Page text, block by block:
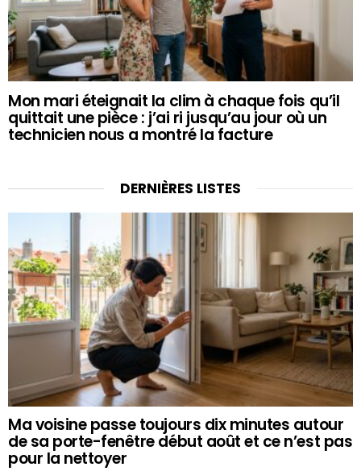
Mon mari éteignait la clim à chaque fois qu’il
quittait une pièce : j’ai ri jusqu’au jour où un
technicien nous a montré la facture
DERNIÈRES LISTES
Ma voisine passe toujours dix minutes autour
de sa porte-fenêtre début août et ce n’est pas
pour la nettoyer